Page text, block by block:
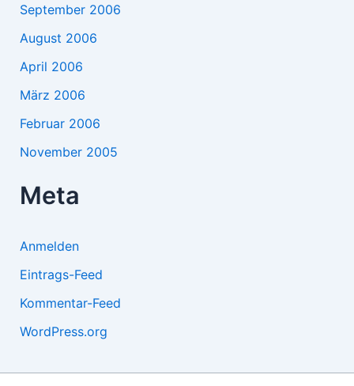
September 2006
August 2006
April 2006
März 2006
Februar 2006
November 2005
Meta
Anmelden
Eintrags-Feed
Kommentar-Feed
WordPress.org